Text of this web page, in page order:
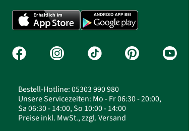
Bestell-Hotline: 05303 990 980
Unsere Servicezeiten: Mo - Fr 06:30 - 20:00,
Sa 06:30 - 14:00, So 10:00 - 14:00
Preise inkl. MwSt., zzgl. Versand